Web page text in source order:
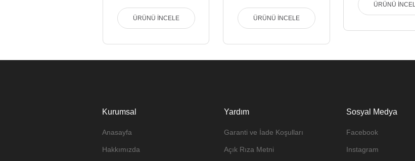
ÜRÜNÜ İNCELE ÜRÜNÜ İNCELE
ÜRÜNÜ
Kurumsal
Anasayfa
Hakkımızda
Yardım
Garanti ve İade Koşulları
Açık Rıza Metni
Sosyal Medya
Facebook
Instagram